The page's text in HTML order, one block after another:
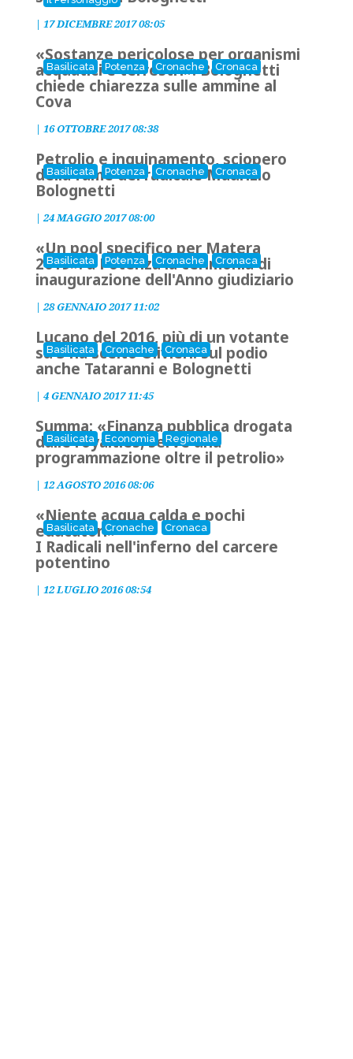
| 17 DICEMBRE 2017 08:05
Basilicata Potenza Cronache Cronaca
«Sostanze pericolose per organismi
acquatici e terrestri»: Bolognetti
chiede chiarezza sulle ammine al
Cova
| 16 OTTOBRE 2017 08:38
Basilicata Potenza Cronache Cronaca
Petrolio e inquinamento, sciopero
della fame del radicale Maurizio
Bolognetti
| 24 MAGGIO 2017 08:00
Basilicata Potenza Cronache Cronaca
«Un pool specifico per Matera
2019»: a Potenza la cerimonia di
inaugurazione dell'Anno giudiziario
| 28 GENNAIO 2017 11:02
Basilicata Cronache Cronaca
Lucano del 2016, più di un votante
su 3 ha scelto Olivieri: sul podio
anche Tataranni e Bolognetti
| 4 GENNAIO 2017 11:45
Basilicata Economia Regionale
Summa: «Finanza pubblica drogata
dalle royalties, serve una
programmazione oltre il petrolio»
| 12 AGOSTO 2016 08:06
Basilicata Cronache Cronaca
«Niente acqua calda e pochi
educatori»
I Radicali nell'inferno del carcere
potentino
| 12 LUGLIO 2016 08:54